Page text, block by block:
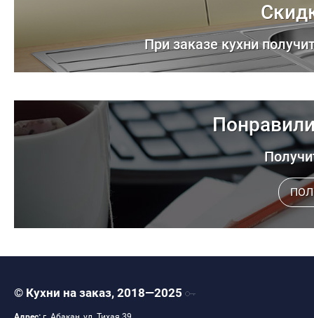
При заказе кухни
© Кухни на заказ, 2018—2025